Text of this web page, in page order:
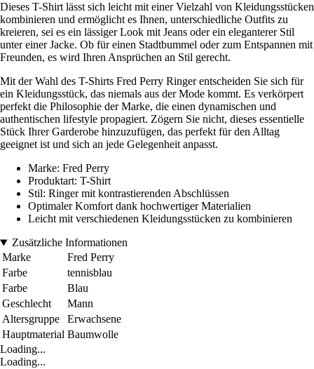
Dieses T-Shirt lässt sich leicht mit einer Vielzahl von Kleidungsstücken
kombinieren und ermöglicht es Ihnen, unterschiedliche Outfits zu
kreieren, sei es ein lässiger Look mit Jeans oder ein eleganterer Stil
unter einer Jacke. Ob für einen Stadtbummel oder zum Entspannen mit
Freunden, es wird Ihren Ansprüchen an Stil gerecht.
Mit der Wahl des T-Shirts Fred Perry Ringer entscheiden Sie sich für
ein Kleidungsstück, das niemals aus der Mode kommt. Es verkörpert
perfekt die Philosophie der Marke, die einen dynamischen und
authentischen lifestyle propagiert. Zögern Sie nicht, dieses essentielle
Stück Ihrer Garderobe hinzuzufügen, das perfekt für den Alltag
geeignet ist und sich an jede Gelegenheit anpasst.
Marke: Fred Perry
Produktart: T-Shirt
Stil: Ringer mit kontrastierenden Abschlüssen
Optimaler Komfort dank hochwertiger Materialien
Leicht mit verschiedenen Kleidungsstücken zu kombinieren
Zusätzliche Informationen
Marke
Fred Perry
Farbe
tennisblau
Farbe
Blau
Geschlecht
Mann
Altersgruppe
Erwachsene
Hauptmaterial Baumwolle
Loading...
Loading...